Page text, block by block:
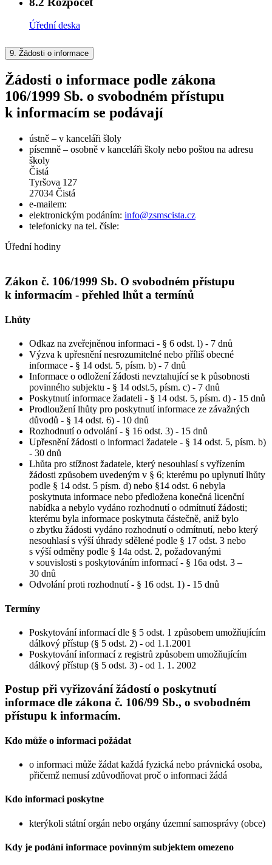
Úřední deska
9. Žádosti o informace
Žádosti o informace podle zákona
106/1999 Sb. o svobodném přístupu
k informacím se podávají
ústně – v kanceláři šloly
písemně – osobně v kanceláři školy nebo poštou na adresu
školy
Čistá
Tyršova 127
27034 Čistá
e-mailem:
elektronickým podáním: info@zsmscista.cz
telefonicky na tel. čísle:
Úřední hodiny
Zákon č. 106/1999 Sb. O svobodném přístupu
k informacím - přehled lhůt a termínů
Lhůty
Odkaz na zveřejněnou informaci - § 6 odst. l) - 7 dnů
Výzva k upřesnění nesrozumitelné nebo příliš obecné
informace - § 14 odst. 5, písm. b) - 7 dnů
Informace o odložení žádosti nevztahující se k působnosti
povinného subjektu - § 14 odst.5, písm. c) - 7 dnů
Poskytnutí informace žadateli - § 14 odst. 5, písm. d) - 15 dnů
Prodloužení lhůty pro poskytnutí informace ze závažných
důvodů - § 14 odst. 6) - 10 dnů
Rozhodnutí o odvolání - § 16 odst. 3) - 15 dnů
Upřesnění žádosti o informaci žadatele - § 14 odst. 5, písm. b)
- 30 dnů
Lhůta pro stížnost žadatele, který nesouhlasí s vyřízením
žádosti způsobem uvedeným v § 6; kterému po uplynutí lhůty
podle § 14 odst. 5 písm. d) nebo §14 odst. 6 nebyla
poskytnuta informace nebo předložena konečná licenční
nabídka a nebylo vydáno rozhodnutí o odmítnutí žádosti;
kterému byla informace poskytnuta částečně, aniž bylo
o zbytku žádosti vydáno rozhodnutí o odmítnutí, nebo který
nesouhlasí s výší úhrady sdělené podle § 17 odst. 3 nebo
s výší odměny podle § 14a odst. 2, požadovanými
v souvislosti s poskytováním informací - § 16a odst. 3 –
30 dnů
Odvolání proti rozhodnutí - § 16 odst. 1) - 15 dnů
Termíny
Poskytování informací dle § 5 odst. 1 způsobem umožňujícím
dálkový přístup (§ 5 odst. 2) - od 1.1.2001
Poskytování informací z registrů způsobem umožňujícím
dálkový přístup (§ 5 odst. 3) - od 1. 1. 2002
Postup při vyřizování žádostí o poskytnutí
informace dle zákona č. 106/99 Sb., o svobodném
přístupu k informacím.
Kdo může o informaci požádat
o informaci může žádat každá fyzická nebo právnická osoba,
přičemž nemusí zdůvodňovat proč o informaci žádá
Kdo informaci poskytne
kterýkoli státní orgán nebo orgány územní samosprávy (obce)
Kdy je podání informace povinným subjektem omezeno